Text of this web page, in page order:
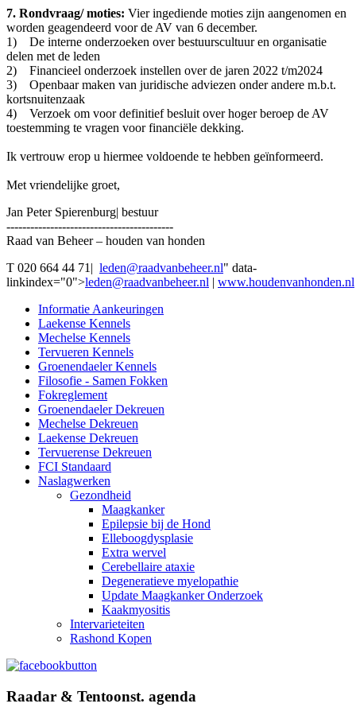
7. Rondvraag/ moties: Vier ingediende moties zijn aangenomen en
worden geagendeerd voor de AV van 6 december.
1) De interne onderzoeken over bestuurscultuur en organisatie
delen met de leden
2) Financieel onderzoek instellen over de jaren 2022 t/m2024
3) Openbaar maken van juridische adviezen onder andere m.b.t.
kortsnuitenzaak
4) Verzoek om voor definitief besluit over hoger beroep de AV
toestemming te vragen voor financiële dekking.
Ik vertrouw erop u hiermee voldoende te hebben geïnformeerd.
Met vriendelijke groet,
Jan Peter Spierenburg| bestuur
------------------------------------------
Raad van Beheer – houden van honden
T 020 664 44 71| leden@raadvanbeheer.nl" data-
linkindex="0">leden@raadvanbeheer.nl | www.houdenvanhonden.nl
Informatie Aankeuringen
Laekense Kennels
Mechelse Kennels
Tervueren Kennels
Groenendaeler Kennels
Filosofie - Samen Fokken
Fokreglement
Groenendaeler Dekreuen
Mechelse Dekreuen
Laekense Dekreuen
Tervuerense Dekreuen
FCI Standaard
Naslagwerken
Gezondheid
Maagkanker
Epilepsie bij de Hond
Elleboogdysplasie
Extra wervel
Cerebellaire ataxie
Degeneratieve myelopathie
Update Maagkanker Onderzoek
Kaakmyositis
Intervarieteiten
Rashond Kopen
Raadar & Tentoonst. agenda